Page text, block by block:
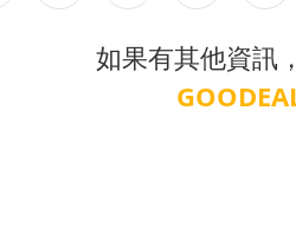
如果有其他資訊